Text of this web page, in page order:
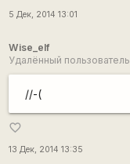
5 Дек, 2014 13:01
Wise_elf
Удалённый пользователь
//-(
favorite_border
13 Дек, 2014 13:35